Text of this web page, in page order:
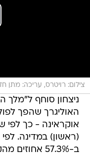
צילום: רויטרס, עריכה: מתן
ניצחון סוחף ל"מלך
האוליגרך שהפך
אוקראינה - כך לפי
(ראשון) במדינה.
ב-57.3%